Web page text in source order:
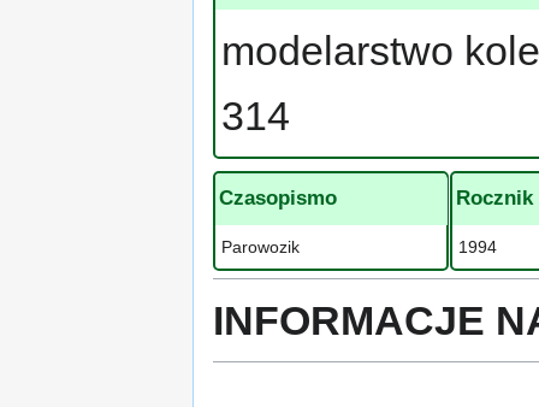
modelarstwo
314
Czasopismo
Parowozik
Rocznik
1994
INFORMACJE